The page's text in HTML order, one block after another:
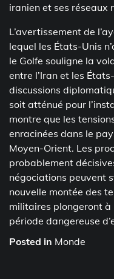
iranien et ses réseaux
L’avertissement de
lequel les États-Unis
le Golfe souligne la
entre l’Iran et les
discussions
soit atténué pour
montre que les
enracinées dans le
Moyen-Orient. Les
probablement
négociations peuvent
nouvelle montée des
militaires plongeront à
période dangereuse
Posted in Monde